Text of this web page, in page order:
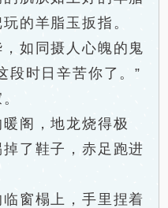
的羊脂玉扳指。
如同摄人心魄的鬼
段时日辛苦你了。”
阁，地龙烧得极
了鞋子，赤足跑进
窗榻上，手里捏着